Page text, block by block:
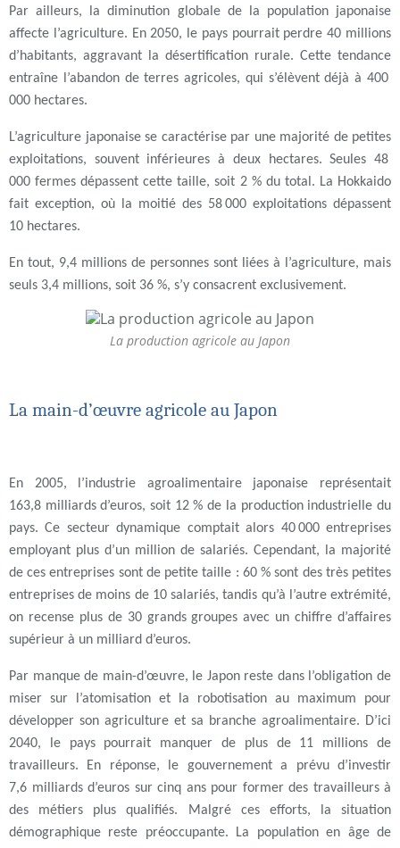
Par ailleurs, la diminution globale de la population japonaise
affecte l’agriculture. En 2050, le pays pourrait perdre 40 millions
d’habitants, aggravant la désertification rurale. Cette tendance
entraîne l’abandon de terres agricoles, qui s’élèvent déjà à 400
000 hectares.
L’agriculture japonaise se caractérise par une majorité de petites
exploitations, souvent inférieures à deux hectares. Seules 48
000 fermes dépassent cette taille, soit 2 % du total. La Hokkaido
fait exception, où la moitié des 58 000 exploitations dépassent
10 hectares.
En tout, 9,4 millions de personnes sont liées à l’agriculture, mais
seuls 3,4 millions, soit 36 %, s’y consacrent exclusivement.
La production agricole au Japon
La main-d’œuvre agricole au Japon
En 2005, l’industrie agroalimentaire japonaise représentait
163,8 milliards d’euros, soit 12 % de la production industrielle du
pays. Ce secteur dynamique comptait alors 40 000 entreprises
employant plus d’un million de salariés. Cependant, la majorité
de ces entreprises sont de petite taille : 60 % sont des très petites
entreprises de moins de 10 salariés, tandis qu’à l’autre extrémité,
on recense plus de 30 grands groupes avec un chiffre d’affaires
supérieur à un milliard d’euros.
Par manque de main-d’œuvre, le Japon reste dans l’obligation de
miser sur l’atomisation et la robotisation au maximum pour
développer son agriculture et sa branche agroalimentaire. D’ici
2040, le pays pourrait manquer de plus de 11 millions de
travailleurs. En réponse, le gouvernement a prévu d’investir
7,6 milliards d’euros sur cinq ans pour former des travailleurs à
des métiers plus qualifiés. Malgré ces efforts, la situation
démographique reste préoccupante. La population en âge de